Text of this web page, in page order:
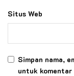
Situs Web
Simpan nama,
untuk komentar